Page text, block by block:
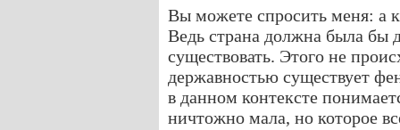
Вы можете спросить меня: а
Ведь страна должна была бы
существовать. Этого не
державностью существует
в данном контексте
ничтожно мала, но которое